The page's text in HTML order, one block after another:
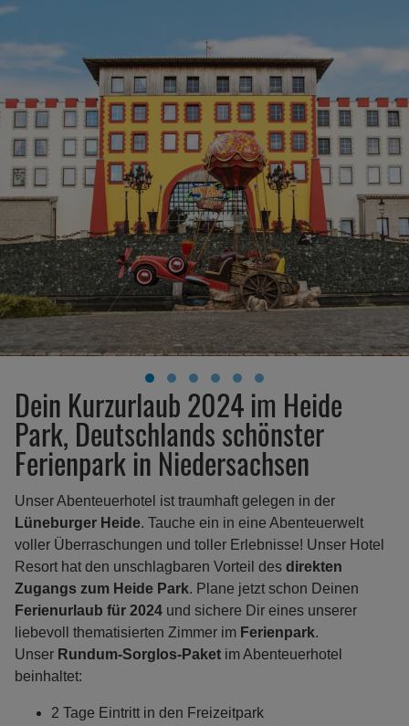
Dein Kurzurlaub 2024 im Heide
Park, Deutschlands schönster
Ferienpark in Niedersachsen
Unser Abenteuerhotel ist traumhaft gelegen in der
Lüneburger Heide. Tauche ein in eine Abenteuerwelt
voller Überraschungen und toller Erlebnisse! Unser Hotel
Resort hat den unschlagbaren Vorteil des direkten
Zugangs zum Heide Park. Plane jetzt schon Deinen
Ferienurlaub für 2024 und sichere Dir eines unserer
liebevoll thematisierten Zimmer im Ferienpark.
Unser Rundum-Sorglos-Paket im Abenteuerhotel
beinhaltet:
2 Tage Eintritt in den Freizeitpark